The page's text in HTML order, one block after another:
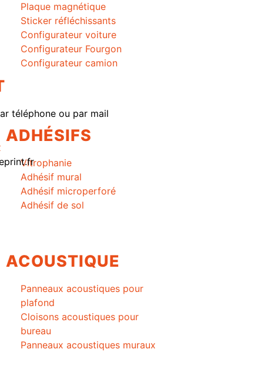
Plaque magnétique
Sticker réfléchissants
Configurateur voiture
Configurateur Fourgon
Configurateur camion
ADHÉSIFS
Vitrophanie
Adhésif mural
Adhésif microperforé
Adhésif de sol
ACOUSTIQUE
Panneaux acoustiques pour
plafond
Cloisons acoustiques pour
bureau
Panneaux acoustiques muraux
téléphone ou par mail